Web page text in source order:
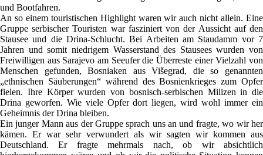
und Bootfahren.
An so einem touristischen Highlight waren wir auch nicht allein. Eine
Gruppe serbischer Touristen war fasziniert von der Aussicht auf den
Stausee und die Drina-Schlucht. Bei Arbeiten am Staudamm vor 7
Jahren und somit niedrigem Wasserstand des Stausees wurden von
Freiwilligen aus Sarajevo am Seeufer die Überreste einer Vielzahl von
Menschen gefunden, Bosniaken aus Višegrad, die so genannten
„ethnischen Säuberungen“ während des Bosnienkrieges zum Opfer
fielen. Ihre Körper wurden von bosnisch-serbischen Milizen in die
Drina geworfen. Wie viele Opfer dort liegen, wird wohl immer ein
Geheimnis der Drina bleiben.
Ein junger Mann aus der Gruppe sprach uns an und fragte, wo wir her
kämen. Er war sehr verwundert als wir sagten wir kommen aus
Deutschland. Er fragte mehrmals nach, ob wir absichtlich